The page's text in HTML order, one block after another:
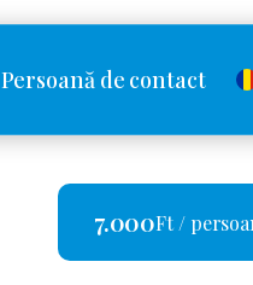
Persoană de contact
7.000Ft /